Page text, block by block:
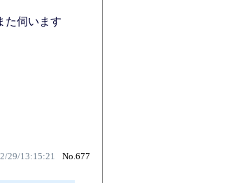
た伺います
29/13:15:21 No.677